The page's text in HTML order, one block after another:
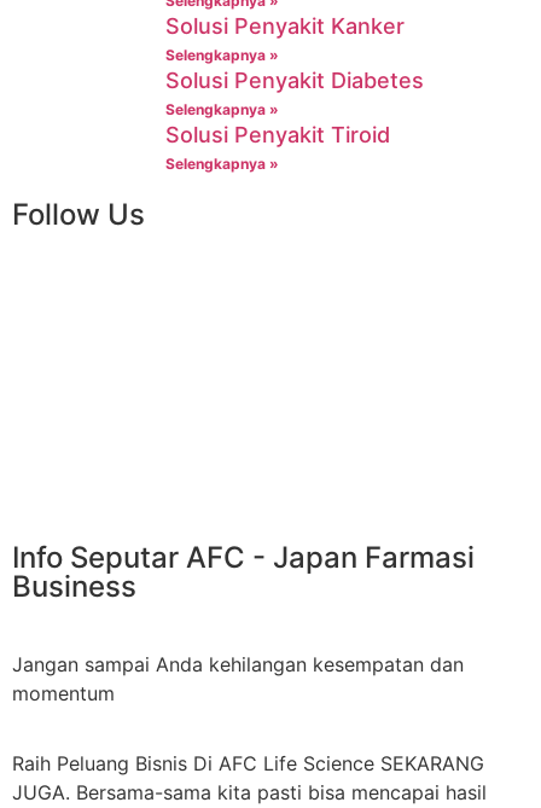
Solusi Penyakit Kanker
Selengkapnya »
Solusi Penyakit Diabetes
Selengkapnya »
Solusi Penyakit Tiroid
Selengkapnya »
Follow Us
Info Seputar AFC - Japan Farmasi
Business
Jangan sampai Anda kehilangan kesempatan dan
momentum
Raih Peluang Bisnis Di AFC Life Science SEKARANG
JUGA. Bersama-sama kita pasti bisa mencapai hasil